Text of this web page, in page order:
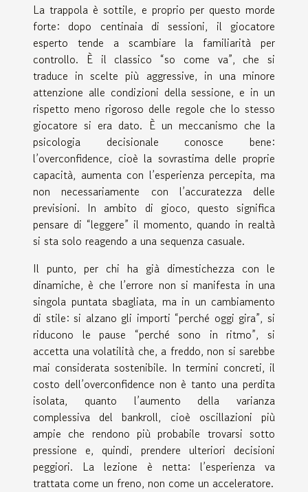
La trappola è sottile, e proprio per questo morde
forte: dopo centinaia di sessioni, il giocatore
esperto tende a scambiare la familiarità per
controllo. È il classico “so come va”, che si
traduce in scelte più aggressive, in una minore
attenzione alle condizioni della sessione, e in un
rispetto meno rigoroso delle regole che lo stesso
giocatore si era dato. È un meccanismo che la
psicologia decisionale conosce bene:
l’overconfidence, cioè la sovrastima delle proprie
capacità, aumenta con l’esperienza percepita, ma
non necessariamente con l’accuratezza delle
previsioni. In ambito di gioco, questo significa
pensare di “leggere” il momento, quando in realtà
si sta solo reagendo a una sequenza casuale.
Il punto, per chi ha già dimestichezza con le
dinamiche, è che l’errore non si manifesta in una
singola puntata sbagliata, ma in un cambiamento
di stile: si alzano gli importi “perché oggi gira”, si
riducono le pause “perché sono in ritmo”, si
accetta una volatilità che, a freddo, non si sarebbe
mai considerata sostenibile. In termini concreti, il
costo dell’overconfidence non è tanto una perdita
isolata, quanto l’aumento della varianza
complessiva del bankroll, cioè oscillazioni più
ampie che rendono più probabile trovarsi sotto
pressione e, quindi, prendere ulteriori decisioni
peggiori. La lezione è netta: l’esperienza va
trattata come un freno, non come un acceleratore.